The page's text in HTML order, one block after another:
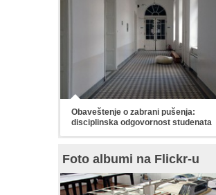
Obaveštenje o zabrani pušenja:
disciplinska odgovornost studenata
Foto albumi na Flickr-u